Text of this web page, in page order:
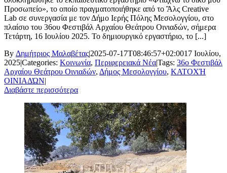
Προσωπείο», το οποίο πραγματοποιήθηκε από το Ἃλς Creative
Lab σε συνεργασία με τον Δήμο Ιερής Πόλης Μεσολογγίου, στο
πλαίσιο του 36ου Φεστιβάλ Αρχαίου Θεάτρου Οινιαδών, σήμερα
Τετάρτη, 16 Ιουλίου 2025. Το δημιουργικό εργαστήριο, το [...]
By Δημήτριος Μαλαβέτας|2025-07-17T08:46:57+02:0017 Ιουλίου,
2025|Categories: Κοινωνία, Περιφερειακά Νέα|Tags: 36ο Φεστιβάλ
Αρχαίου Θεάτρου Οινιαδών, Δήμος Μεσολογγίου, ΚΑΤΟΧΉ
ΟΙΝΙΑΔΏΝ|
Διαβάστε περισσότερα